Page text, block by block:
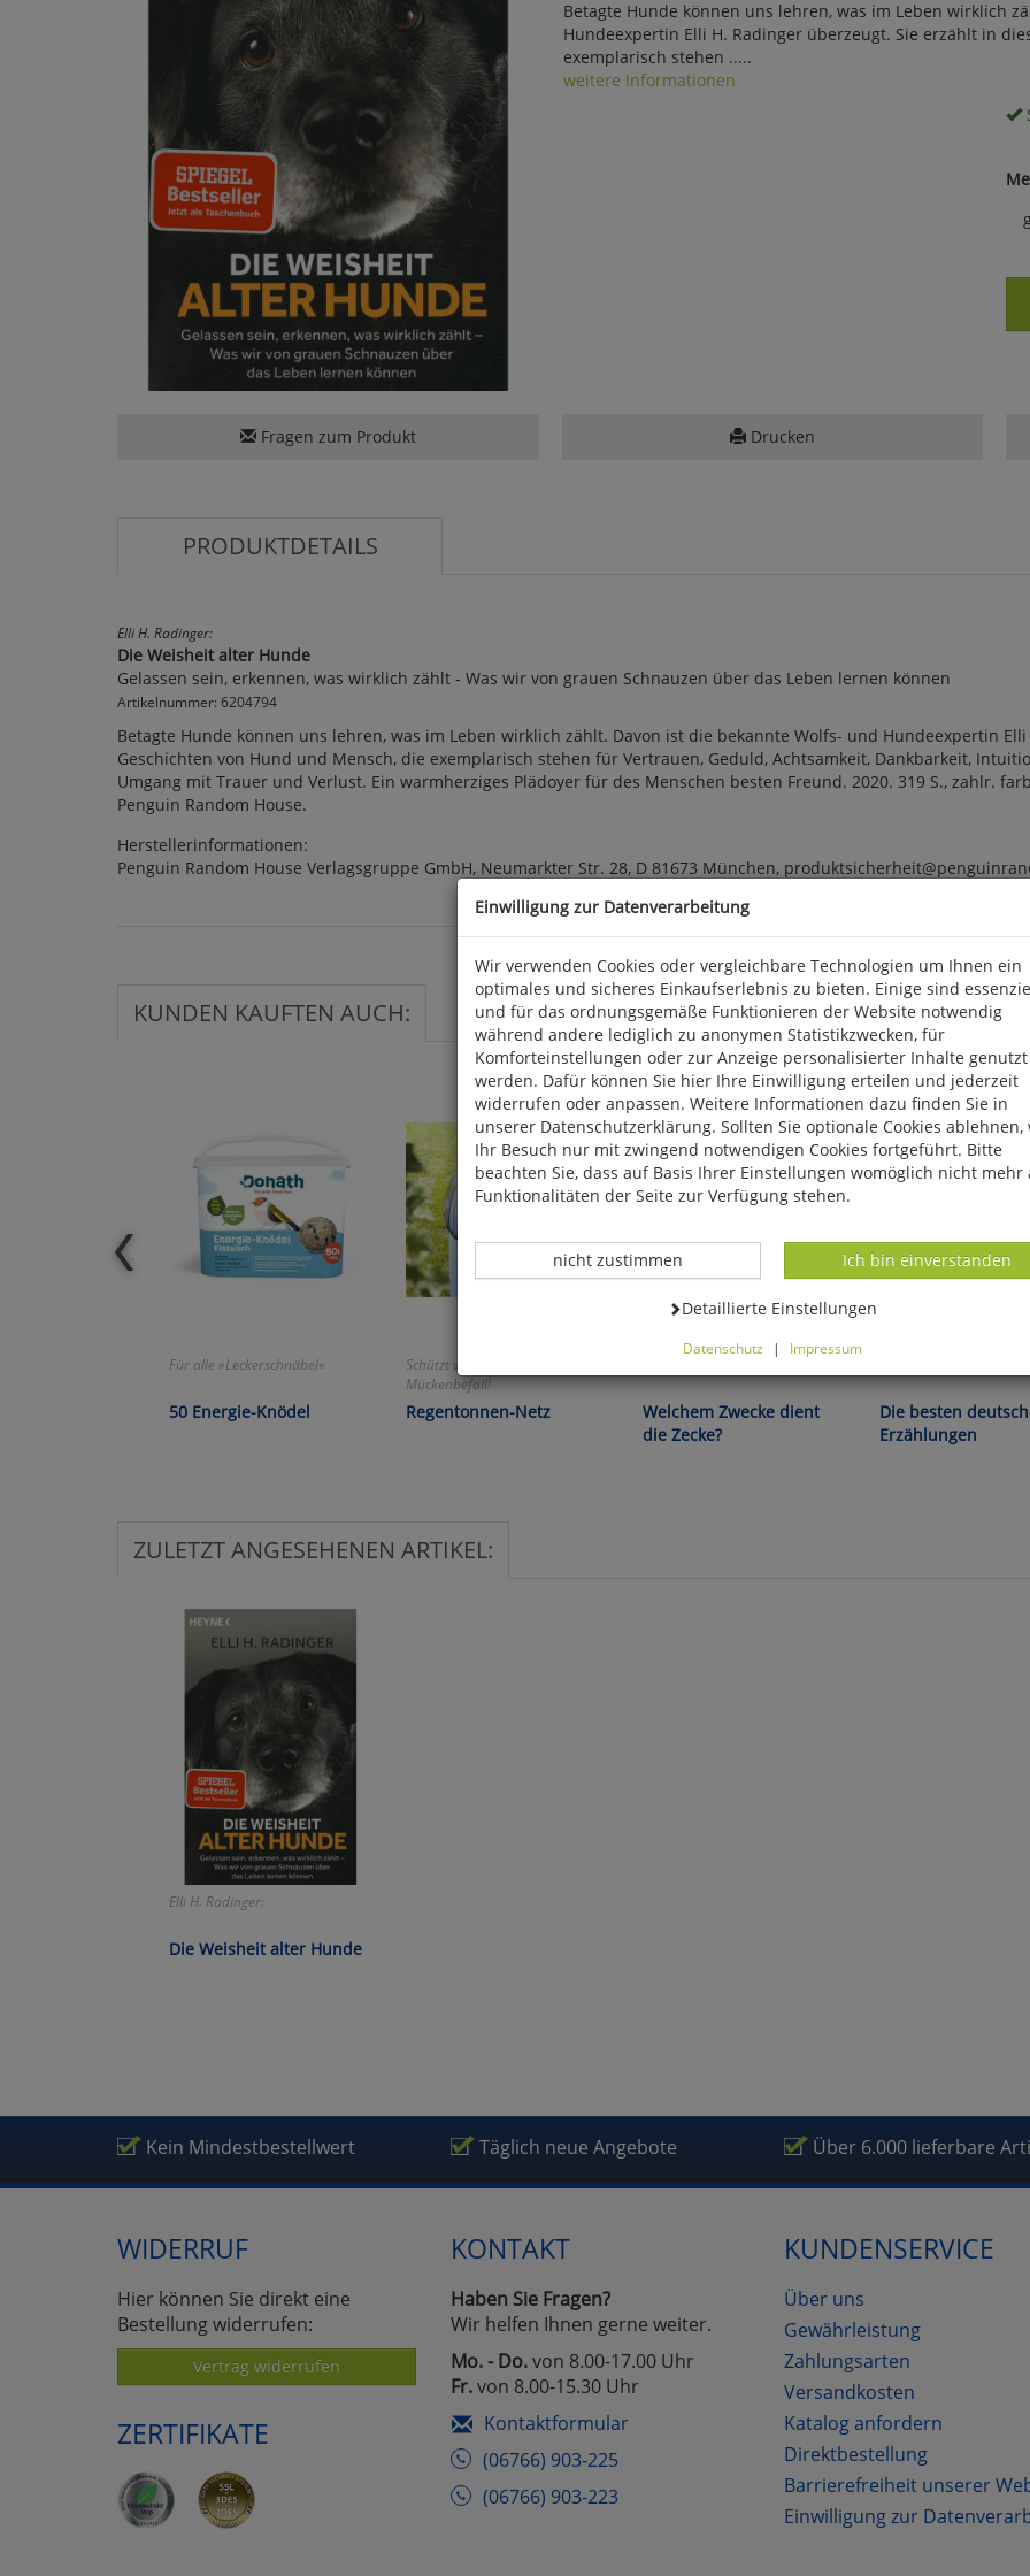
Betagte Hunde können uns lehren, was im Leben wirklich
Hundeexpertin Elli H. Radinger überzeugt. Sie erzählt in
exemplarisch stehen .....
weitere Informationen
Fragen zum Produkt Drucken
PRODUKTDETAILS
Elli H. Radinger:
Die Weisheit alter Hunde
Gelassen sein, erkennen, was wirklich zählt - Was wir von grauen Schnauzen über das Leben lernen können
Artikelnummer: 6204794
Betagte Hunde können uns lehren, was im Leben wirklich zählt. Davon ist die bekannte Wolfs- und Hundeexpertin
Geschichten von Hund und Mensch, die exemplarisch stehen für Vertrauen, Geduld, Achtsamkeit, Dankbarkeit,
Umgang mit Trauer und Verlust. Ein warmherziges Plädoyer für des Menschen besten Freund. 2020. 319 S., zahlr.
Penguin Random House.
Herstellerinformationen:
Penguin Random House Verlagsgruppe GmbH, Neumarkter Str. 28, D 81673 München,
KUNDEN KAUFTEN AUCH:
Für alle »Leckerschnäbel«
50 Energie-Knödel
Schützt vor Laub, Schmutz und
Mückenbefall!
Regentonnen-Netz
Welchem Zwecke dient
die Zecke?
Die besten
Erzählungen
ZULETZT ANGESEHENEN ARTIKEL:
Elli H. Radinger:
Die Weisheit alter Hunde
Kein Mindestbestellwert Täglich neue Angebote Über 6.000 lieferbare
WIDERRUF
Hier können Sie direkt eine
Bestellung widerrufen:
Vertrag widerrufen
ZERTIFIKATE
KONTAKT
Haben Sie Fragen?
Wir helfen Ihnen gerne weiter.
Mo. - Do.von 8.00-17.00 Uhr
Fr.von 8.00-15.30 Uhr
Kontaktformular
(06766) 903-225
(06766) 903-223
KUNDENSERVICE
Über uns
Gewährleistung
Zahlungsarten
Versandkosten
Katalog anfordern
Direktbestellung
Barrierefreiheit unserer
Einwilligung zur
Einwilligung zur Datenverarbeitung
Wir verwenden Cookies oder vergleichbare Technologien um Ihnen ein
optimales und sicheres Einkaufserlebnis zu bieten. Einige sind
und für das ordnungsgemäße Funktionieren der Website notwendig
während andere lediglich zu anonymen Statistikzwecken, für
Komforteinstellungen oder zur Anzeige personalisierter Inhalte genutzt
werden. Dafür können Sie hier Ihre Einwilligung erteilen und jederzeit
widerrufen oder anpassen. Weitere Informationen dazu finden Sie in
unserer Datenschutzerklärung. Sollten Sie optionale Cookies ablehnen,
Ihr Besuch nur mit zwingend notwendigen Cookies fortgeführt. Bitte
beachten Sie, dass auf Basis Ihrer Einstellungen womöglich nicht mehr
Funktionalitäten der Seite zur Verfügung stehen.
Datenverarbeitung -
Ich bin einverstanden
Datenverarbeitung -
nicht zustimmen
Datenverarbeitung -
Detaillierte Einstellungen
Datenschutz | Impressum
Cookies ablehnen, wird Ihr Besuch nur mit zwingend notwendigen
fortgeführt. Bitte beachten Sie, dass auf Basis Ihrer Einstellungen
nicht mehr alle Funktionalitäten der Seite zur Verfügung stehen.